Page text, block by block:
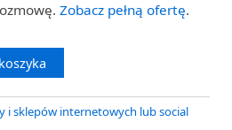
Zobacz pełną ofertę.
i sklepów internetowych lub social